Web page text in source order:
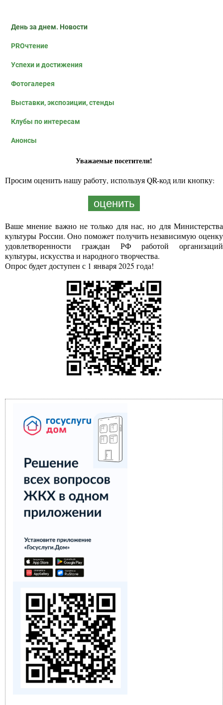
День за днем. Новости
PROчтение
Успехи и достижения
Фотогалерея
Выставки, экспозиции, стенды
Клубы по интересам
Анонсы
Уважаемые посетители!
Просим оценить нашу работу, используя QR-код или кнопку:
оценить
Ваше мнение важно не только для нас, но для Министерства
культуры России. Оно поможет получить независимую оценку
удовлетворенности граждан РФ работой организаций
культуры, искусства и народного творчества.
Опрос будет доступен с 1 января 2025 года!